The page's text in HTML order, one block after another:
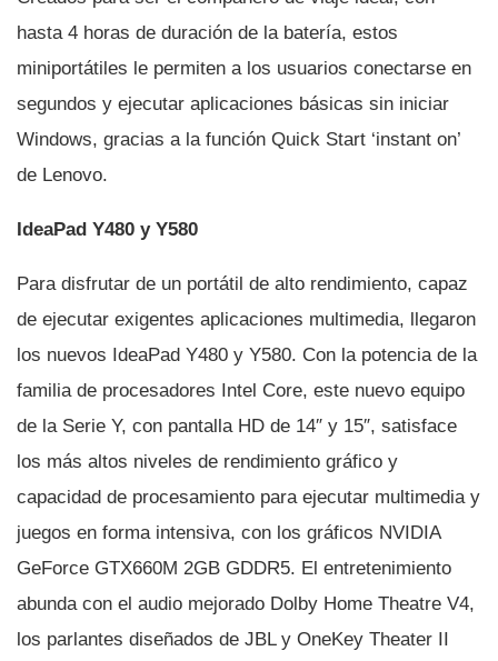
hasta 4 horas de duración de la baterí­a, estos
miniportátiles le permiten a los usuarios conectarse en
segundos y ejecutar aplicaciones básicas sin iniciar
Windows, gracias a la función Quick Start ‘instant on’
de Lenovo.
IdeaPad Y480 y Y580
Para disfrutar de un portátil de alto rendimiento, capaz
de ejecutar exigentes aplicaciones multimedia, llegaron
los nuevos IdeaPad Y480 y Y580. Con la potencia de la
familia de procesadores Intel Core, este nuevo equipo
de la Serie Y, con pantalla HD de 14″ y 15″, satisface
los más altos niveles de rendimiento gráfico y
capacidad de procesamiento para ejecutar multimedia y
juegos en forma intensiva, con los gráficos NVIDIA
GeForce GTX660M 2GB GDDR5. El entretenimiento
abunda con el audio mejorado Dolby Home Theatre V4,
los parlantes diseñados de JBL y OneKey Theater II